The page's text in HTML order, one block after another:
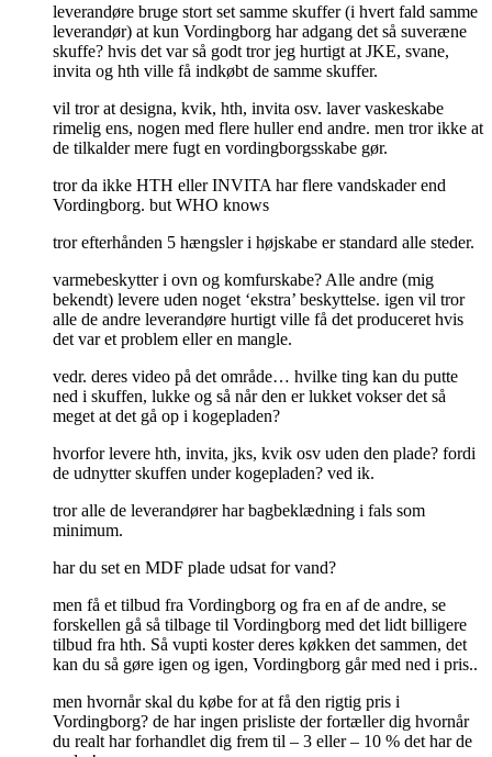
leverandøre bruge stort set samme skuffer (i hvert fald samme
leverandør) at kun Vordingborg har adgang det så suveræne
skuffe? hvis det var så godt tror jeg hurtigt at JKE, svane,
invita og hth ville få indkøbt de samme skuffer.
vil tror at designa, kvik, hth, invita osv. laver vaskeskabe
rimelig ens, nogen med flere huller end andre. men tror ikke at
de tilkalder mere fugt en vordingborgsskabe gør.
tror da ikke HTH eller INVITA har flere vandskader end
Vordingborg. but WHO knows
tror efterhånden 5 hængsler i højskabe er standard alle steder.
varmebeskytter i ovn og komfurskabe? Alle andre (mig
bekendt) levere uden noget ‘ekstra’ beskyttelse. igen vil tror
alle de andre leverandøre hurtigt ville få det produceret hvis
det var et problem eller en mangle.
vedr. deres video på det område… hvilke ting kan du putte
ned i skuffen, lukke og så når den er lukket vokser det så
meget at det gå op i kogepladen?
hvorfor levere hth, invita, jks, kvik osv uden den plade? fordi
de udnytter skuffen under kogepladen? ved ik.
tror alle de leverandører har bagbeklædning i fals som
minimum.
har du set en MDF plade udsat for vand?
men få et tilbud fra Vordingborg og fra en af de andre, se
forskellen gå så tilbage til Vordingborg med det lidt billigere
tilbud fra hth. Så vupti koster deres køkken det sammen, det
kan du så gøre igen og igen, Vordingborg går med ned i pris..
men hvornår skal du købe for at få den rigtig pris i
Vordingborg? de har ingen prisliste der fortæller dig hvornår
du realt har forhandlet dig frem til – 3 eller – 10 % det har de